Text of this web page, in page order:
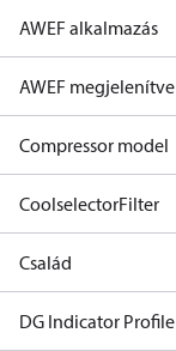
AWEF alkalmazás
AWEF megjelenítve
Compressor model
CoolselectorFilter
Család
DG Indicator Profile